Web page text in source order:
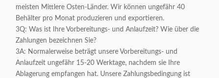
meisten Mittlere Osten-Länder. Wir können ungefähr 40
Behälter pro Monat produzieren und exportieren.
3Q: Was ist Ihre Vorbereitungs- und Anlaufzeit? Wie über die
Zahlungen bezeichnen Sie?
3A: Normalerweise beträgt unsere Vorbereitungs- und
Anlaufzeit ungefähr 15-20 Werktage, nachdem sie Ihre
Ablagerung empfangen hat. Unsere Zahlungsbedingung ist